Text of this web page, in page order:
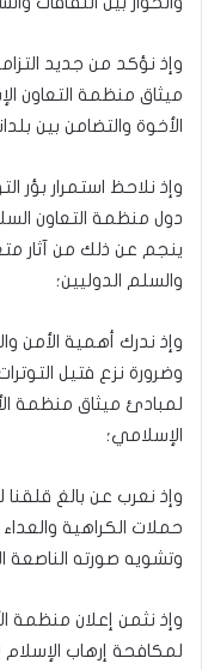
وإذ نؤكد من جديد
ميثاق منظمة التعاون
الأخوة والتضامن بين
وإذ نلاحظ استمرار بؤر
دول منظمة التعاون
ينجم عن ذلك من آثار
والسلم الدوليين؛
وإذ ندرك أهمية الأمن
وضرورة نزع فتيل
لمبادئ ميثاق منظمة
الإسلامي؛
وإذ نعرب عن بالغ قلقنا
حملات الكراهية
وتشويه صورته الناصعة
لمكافحة إرهاب